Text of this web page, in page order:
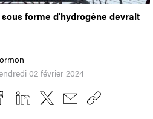
forme d'hydrogène devrait
02 février 2024